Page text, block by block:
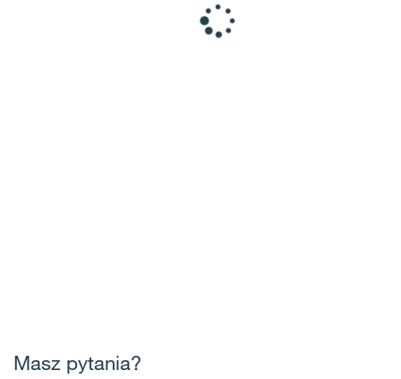
Masz pytania?